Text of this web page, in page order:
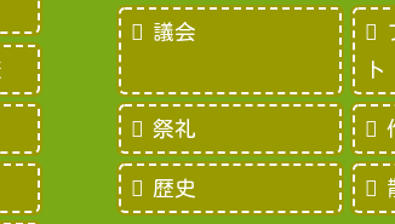
議会
祭礼
歴史